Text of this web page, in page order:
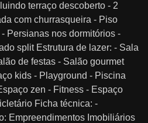
terraço descoberto - 2
com churrasqueira - Piso
Persianas nos dormitórios -
split Estrutura de lazer: - Sala
de festas - Salão gourmet
kids - Playground - Piscina
zen - Fitness - Espaço
Ficha técnica: -
Empreendimentos Imobiliários